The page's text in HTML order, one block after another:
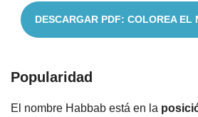
DESCARGAR PDF: COLOREA EL
Popularidad
El nombre Habbab está en la